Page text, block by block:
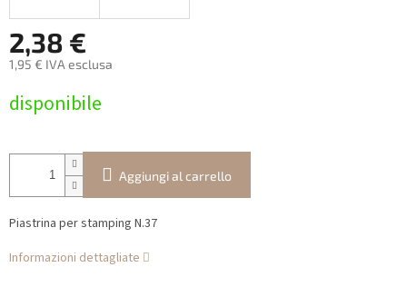
2,38 €
1,95 € IVA esclusa
della
disponibile
Aggiungi al carrello
Piastrina per stamping N.37
Informazioni dettagliate